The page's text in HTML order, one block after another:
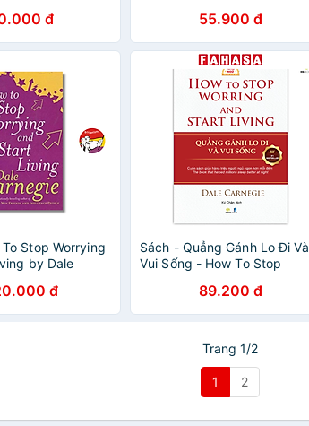
đ 55.900 đ
Stop Worrying
by Dale
Psychology
đ
Sách - Quẳng Gánh Lo Đi Và
Vui Sống - How To Stop
Song Ngữ Việt-Anh
89.200 đ
Trang 1/2
1 2